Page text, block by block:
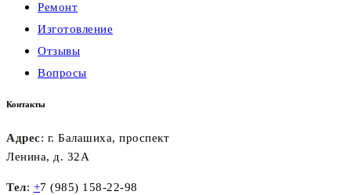
Ремонт
Изготовление
Отзывы
Вопросы
Контакты
Адрес: г. Балашиха, проспект
Ленина, д. 32А
Тел: +7 (985) 158-22-98